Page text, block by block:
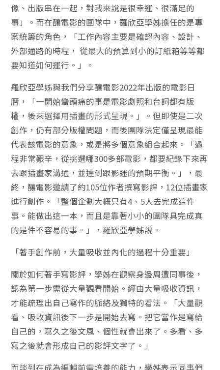
像、出版串在一起，對我來說是很幸運、很滿足的
事」。而在釀電影的團隊中，羅欣亞學姊擔任的是專
案統籌的角色，「工作內容主要是確認內容、設計、
外部通路的時程， 從最大的預算到小的訂紙箱等等都
要知道如何運行。」。
羅欣亞學姊與我們分享釀電影2022年出版的電影日
曆，「一開始蠻頭痛的事是電影劇照和台詞都有版
權，後來選擇用插畫的形式呈現。」。但即使是二次
創作，仍有部分版權問題，而後團隊決定僅呈現最能
代表該電影的意象，或是將多個意象組合起來。「過
程非常艱辛，從挑選哪300多部電影，都要紀錄下來再
去跟插畫家溝通，並達到跟影迷的預期平衡。」，最
終，釀電影邀請了約105位作者撰寫影評，12位插畫家
進行創作。「整個企劃大概只有4、5人去完成這件
事。能做出這一本，而且是靠著小小的團隊具完成真
的是件不容易的事。」，羅欣亞學姊說。
「著手創作前，大量吸收並內化的過程十分重要」
關於如何著手寫影評，學姊在觀察身邊周遭同事後，
認為第一步需從大量觀看開始。經由大量吸收資訊，
才能疏理出自己寫作的脈絡及獨特的看法。「大量觀
看、吸收資訊後下一步是開始去寫。把它當作是寫給
自己的，寫久之後文風、個性就會出來了。多看、多
寫之後就會形成自己的影評文字了。」